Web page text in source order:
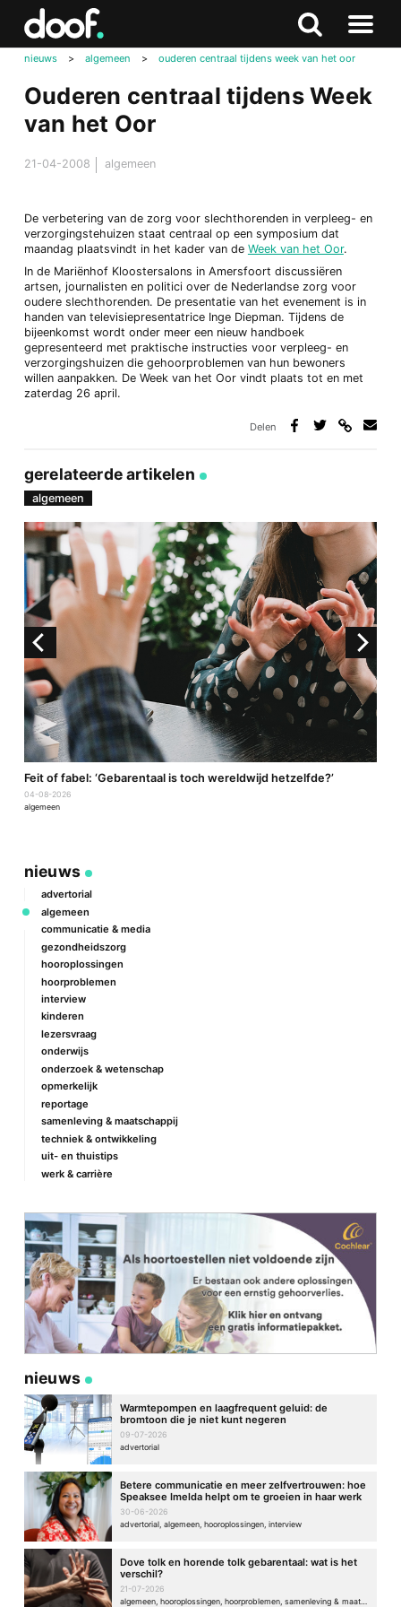
Zoeken
Naar
menu
nieuws > algemeen > ouderen centraal tijdens week van het oor
Ouderen centraal tijdens Week
van het Oor
21-04-2008 algemeen
De verbetering van de zorg voor slechthorenden in verpleeg- en
verzorgingstehuizen staat centraal op een symposium dat
maandag plaatsvindt in het kader van de Week van het Oor.
In de Mariënhof Kloostersalons in Amersfoort discussiëren
artsen, journalisten en politici over de Nederlandse zorg voor
oudere slechthorenden. De presentatie van het evenement is in
handen van televisiepresentatrice Inge Diepman. Tijdens de
bijeenkomst wordt onder meer een nieuw handboek
gepresenteerd met praktische instructies voor verpleeg- en
verzorgingshuizen die gehoorproblemen van hun bewoners
willen aanpakken. De Week van het Oor vindt plaats tot en met
zaterdag 26 april.
Delen
gerelateerde artikelen
algemeen
Feit of fabel: ‘Gebarentaal is toch wereldwijd hetzelfde?’
04-08-2026
algemeen
nieuws
advertorial
algemeen
communicatie & media
gezondheidszorg
hooroplossingen
hoorproblemen
interview
kinderen
lezersvraag
onderwijs
onderzoek & wetenschap
opmerkelijk
reportage
samenleving & maatschappij
techniek & ontwikkeling
uit- en thuistips
werk & carrière
nieuws
Warmtepompen en laagfrequent geluid: de
bromtoon die je niet kunt negeren
09-07-2026
advertorial
Betere communicatie en meer zelfvertrouwen: hoe
Speaksee Imelda helpt om te groeien in haar werk
30-06-2026
advertorial, algemeen, hooroplossingen, interview
Dove tolk en horende tolk gebarentaal: wat is het
verschil?
21-07-2026
algemeen, hooroplossingen, hoorproblemen, samenleving & maatschappij
Doof.nl
Zoeken
naar